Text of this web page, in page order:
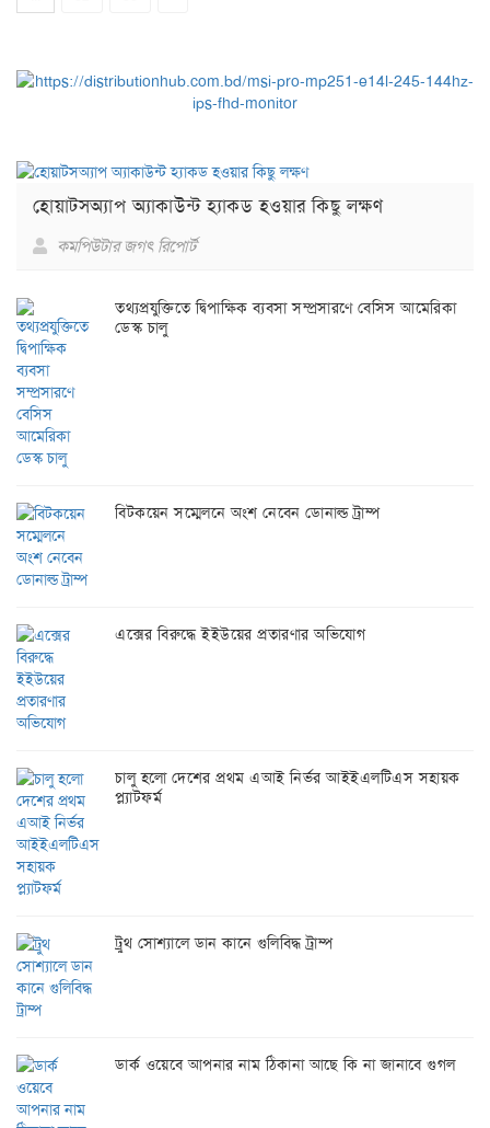
হোয়াটসঅ্যাপ অ্যাকাউন্ট হ্যাকড হওয়ার কিছু লক্ষণ
কমপিউটার জগৎ রিপোর্ট
তথ্যপ্রযুক্তিতে দ্বিপাক্ষিক ব্যবসা সম্প্রসারণে বেসিস আমেরিকা
ডেস্ক চালু
বিটকয়েন সম্মেলনে অংশ নেবেন ডোনাল্ড ট্রাম্প
এক্সের বিরুদ্ধে ইইউয়ের প্রতারণার অভিযোগ
চালু হলো দেশের প্রথম এআই নির্ভর আইইএলটিএস সহায়ক
প্ল্যাটফর্ম
ট্রুথ সোশ্যালে ডান কানে গুলিবিদ্ধ ট্রাম্প
ডার্ক ওয়েবে আপনার নাম ঠিকানা আছে কি না জানাবে গুগল